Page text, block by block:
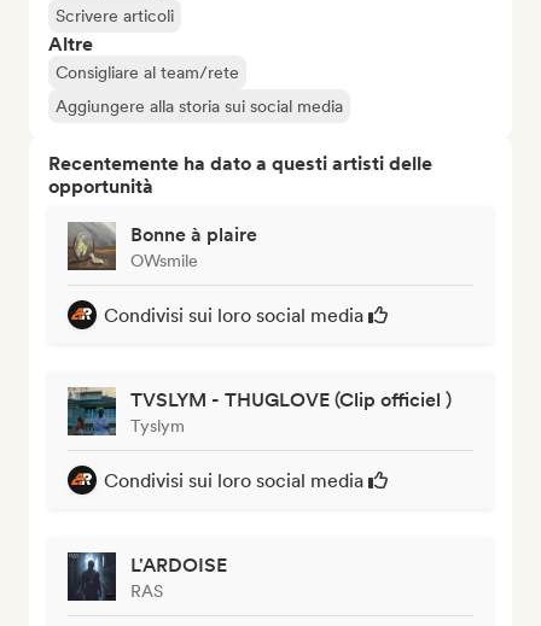
Scrivere articoli
Altre
Consigliare al team/rete
Aggiungere alla storia sui social media
Recentemente ha dato a questi artisti delle
opportunità
Bonne à plaire
OWsmile
Condivisi sui loro social media
TVSLYM - THUGLOVE (Clip officiel )
Tyslym
Condivisi sui loro social media
L'ARDOISE
RAS